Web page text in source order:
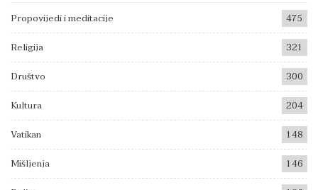
Propovijedi i meditacije
475
Religija
321
Društvo
300
Kultura
204
Vatikan
148
Mišljenja
146